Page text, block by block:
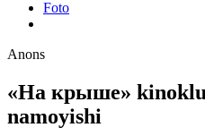
Foto
Anons
«На крыше»
namoyishi